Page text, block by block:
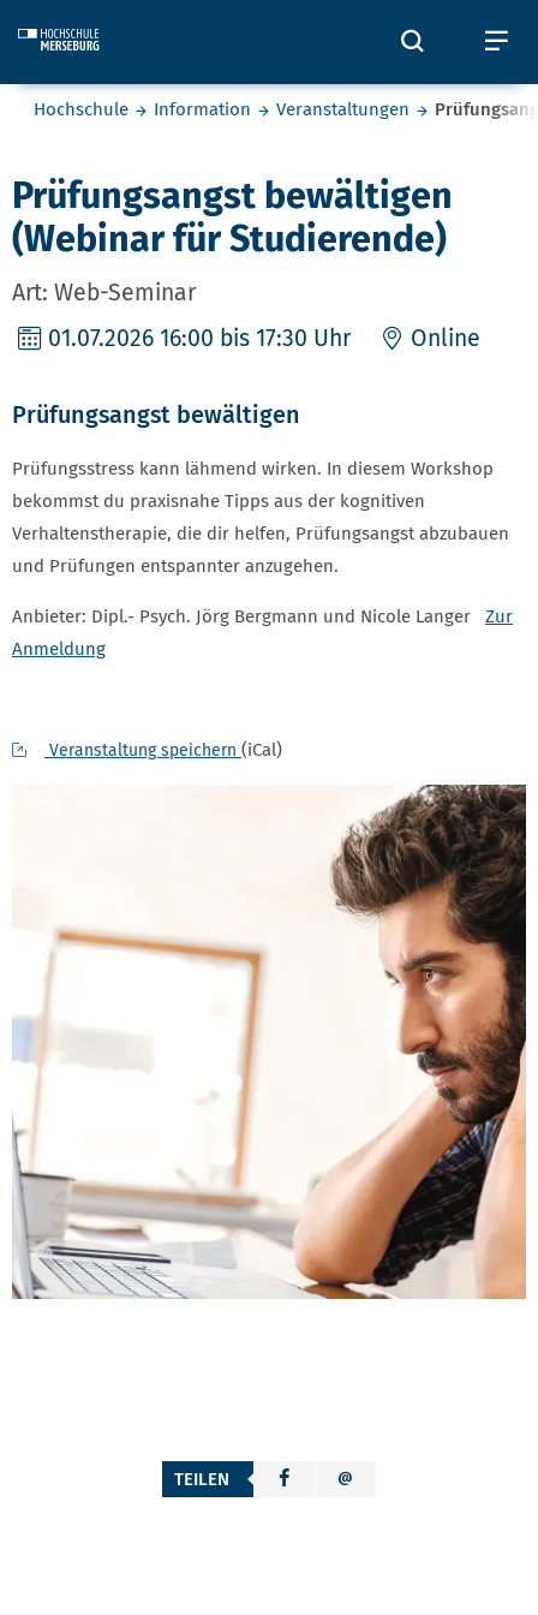
Öffnet
Sie befinden sich hier:
Hochschule Information Veranstaltungen
Prüfungsangst bewältigen
(Webinar für Studierende)
Art: Web-Seminar
01.07.2026 16:00 bis 17:30 Uhr Online
Prüfungsangst bewältigen
Prüfungsstress kann lähmend wirken. In diesem Workshop
bekommst du praxisnahe Tipps aus der kognitiven
Verhaltenstherapie, die dir helfen, Prüfungsangst abzubauen
und Prüfungen entspannter anzugehen.
Anbieter: Dipl.- Psych. Jörg Bergmann und Nicole Langer Zur
Anmeldung
Veranstaltung speichern (iCal)
TEILEN